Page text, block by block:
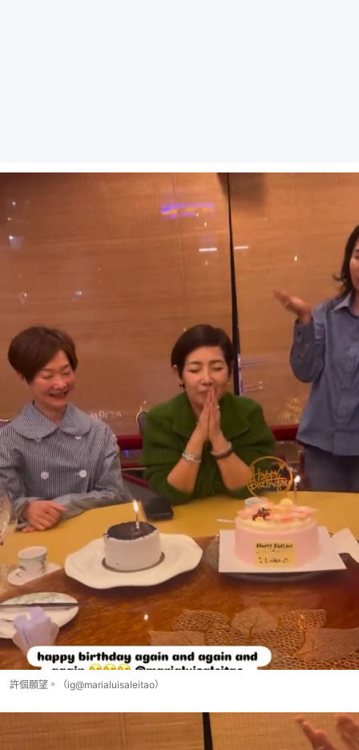
許個願望。（ig@marialuisaleitao）